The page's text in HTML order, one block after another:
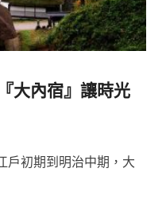
大內宿』讓時光
戶初期到明治中期，大